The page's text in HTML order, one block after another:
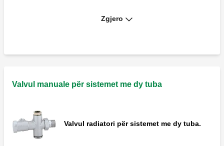
Zgjero
Valvul manuale për sistemet me dy tuba
Valvul radiatori për sistemet me dy tuba.